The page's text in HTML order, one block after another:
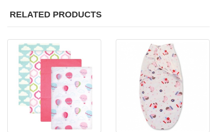
RELATED PRODUCTS